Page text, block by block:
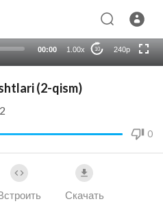
00:00 1.00x 10 240p
720p
(2-qism)
0
Скачать